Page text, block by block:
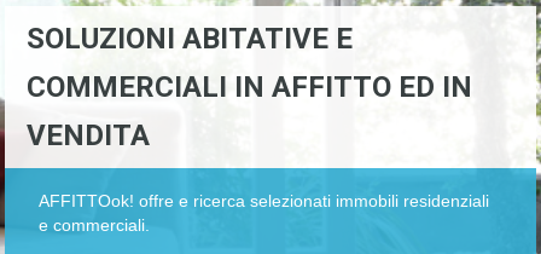
SOLUZIONI ABITATIVE E
COMMERCIALI IN AFFITTO ED IN
VENDITA
AFFITTOok! offre e ricerca selezionati immobili residenziali
e commerciali.